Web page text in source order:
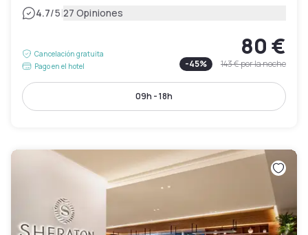
4.7/5|27 Opiniones
Cancelación gratuita
Pago en el hotel
80 €
-45% 143 €por la noche
09h - 18h